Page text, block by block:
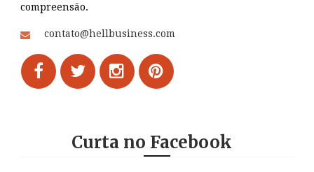
compreensão.
contato@hellbusiness.com
Curta no Facebook